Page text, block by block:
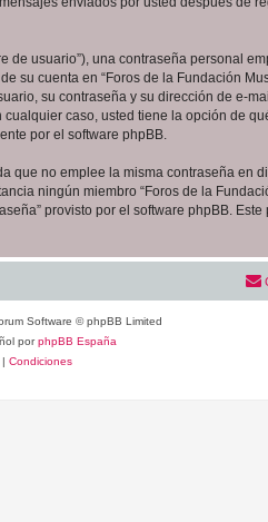
usuario”), una contraseña personal
su cuenta en “Foros de la Fundación
su contraseña y su dirección de e-
caso, usted tiene la opción de
por el software phpBB.
no emplee la misma contraseña en
ningún miembro “Foros de la
provisto por el software phpBB.
Software © phpBB Limited
porphpBB España
| Condiciones